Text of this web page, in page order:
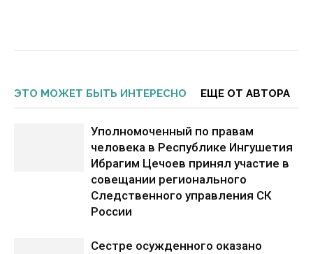
ЭТО МОЖЕТ БЫТЬ ИНТЕРЕСНО ЕЩЕ ОТ АВТОРА
Уполномоченный по правам
человека в Республике Ингушетия
Ибрагим Цечоев принял участие в
совещании регионального
Следственного управления СК
России
Сестре осужденного оказано